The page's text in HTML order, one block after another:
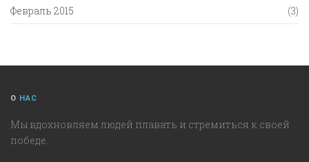
Февраль 2015 (3)
О НАС
Мы вдохновляем людей плавать и стремиться к своей
победе.